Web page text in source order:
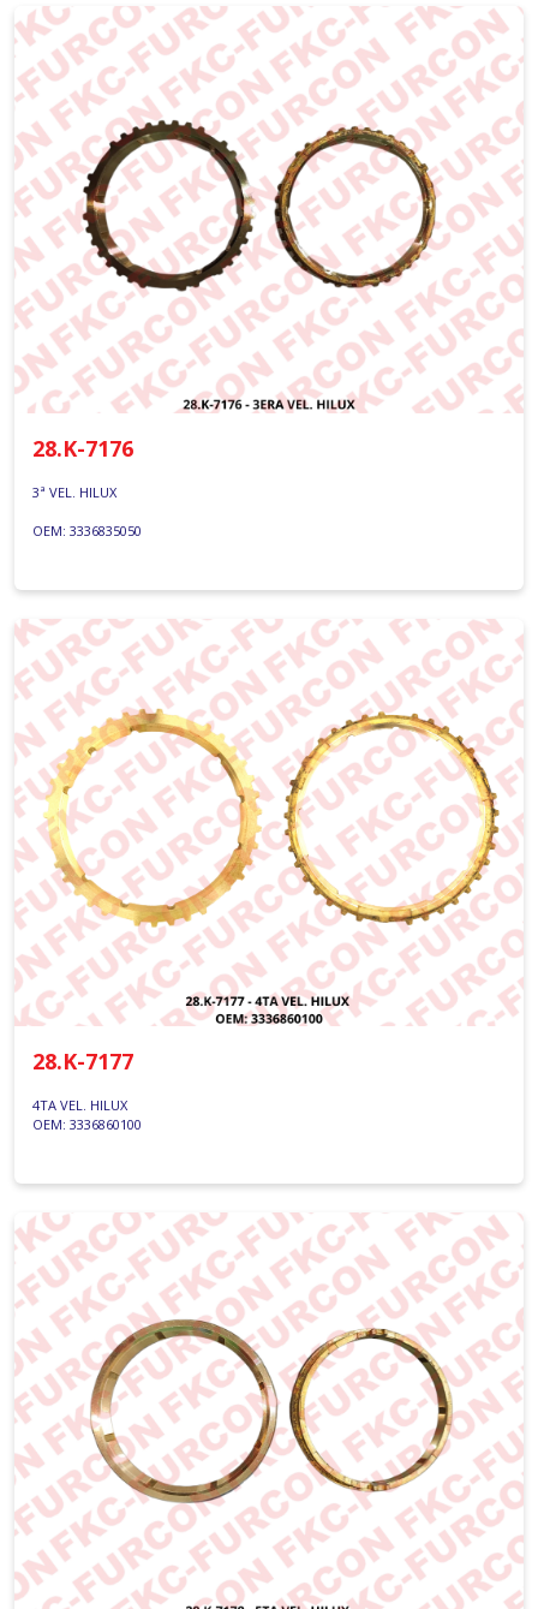
28.K-7176
3ª VEL. HILUX
OEM: 3336835050
28.K-7177
4TA VEL. HILUX
OEM: 3336860100